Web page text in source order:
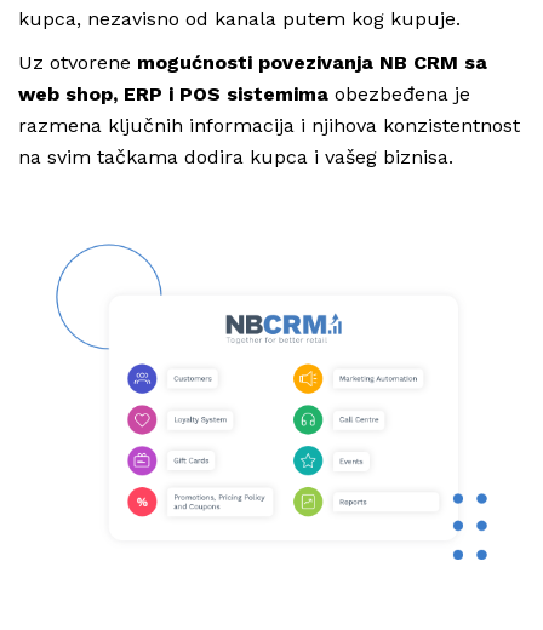
kupca, nezavisno od kanala putem kog kupuje.
Uz otvorene mogućnosti povezivanja NB CRM sa
web shop, ERP i POS sistemima obezbeđena je
razmena ključnih informacija i njihova konzistentnost
na svim tačkama dodira kupca i vašeg biznisa.